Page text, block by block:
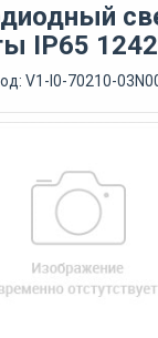
IP65
V1-I0-70210-